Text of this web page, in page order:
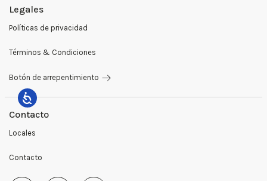
Pantalones
Remeras
Camperas
Abrigos
Medios de Pago
Cambios y Devoluciones
Legales
Políticas de privacidad
Términos & Condiciones
Botón de arrepentimiento
Contacto
Locales
Contacto